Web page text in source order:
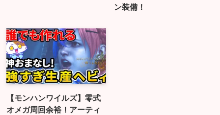
ン装備！
【モンハンワイルズ】零式
オメガ周回余裕！アーティ